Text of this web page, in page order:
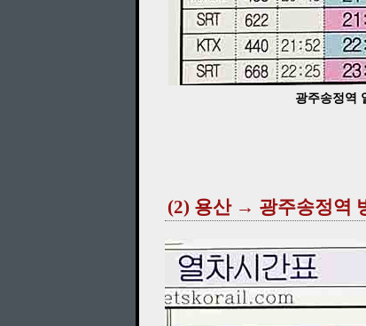
광주송정역
(2) 용산 → 광주송정역